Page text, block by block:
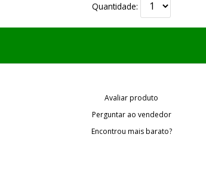
Quantidade:
Avaliar produto
Perguntar ao vendedor
Encontrou mais barato?